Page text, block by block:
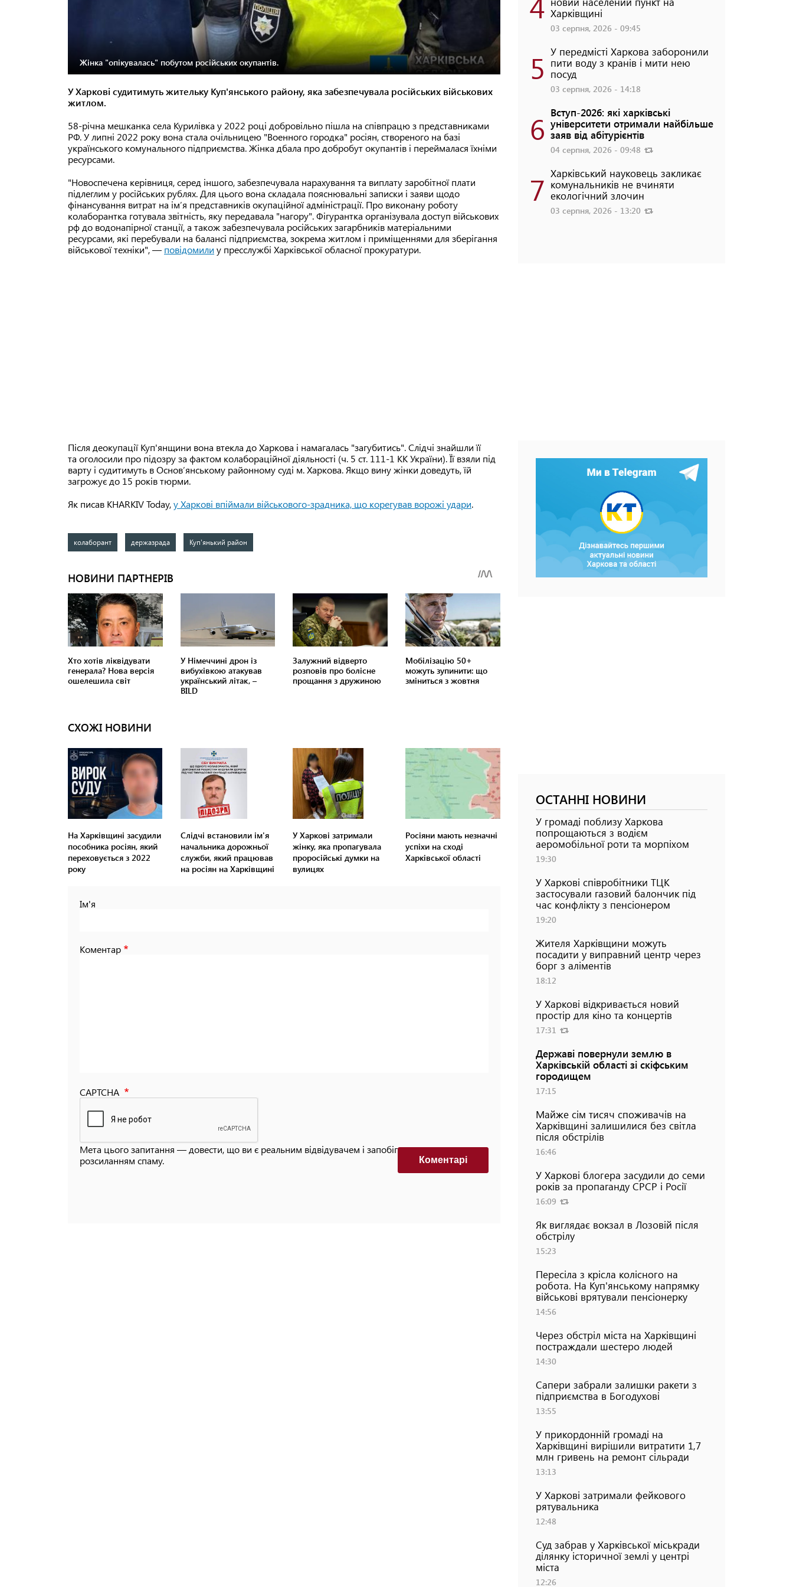
Жінка "опікувалась" побутом російських окупантів.
У Харкові судитимуть жительку Куп'янського району, яка забезпечувала російських військових
житлом.
58-річна мешканка села Курилівка у 2022 році добровільно пішла на співпрацю з представниками
РФ. У липні 2022 року вона стала очільницею "Военного городка" росіян, створеного на базі
українського комунального підприємства. Жінка дбала про добробут окупантів і переймалася їхніми
ресурсами.
"Новоспечена керівниця, серед іншого, забезпечувала нарахування та виплату заробітної плати
підлеглим у російських рублях. Для цього вона складала пояснювальні записки і заяви щодо
фінансування витрат на ім’я представників окупаційної адміністрації. Про виконану роботу
колаборантка готувала звітність, яку передавала "нагору". Фігурантка організувала доступ військових
рф до водонапірної станції, а також забезпечувала російських загарбників матеріальними
ресурсами, які перебували на балансі підприємства, зокрема житлом і приміщеннями для зберігання
військової техніки", — повідомили у пресслужбі Харківської обласної прокуратури.
Після деокупації Куп'янщини вона втекла до Харкова і намагалась "загубитись". Слідчі знайшли її
та оголосили про підозру за фактом колабораційної діяльності (ч. 5 ст. 111-1 КК України). Її взяли під
варту і судитимуть в Основʼянському районному суді м. Харкова. Якщо вину жінки доведуть, їй
загрожує до 15 років тюрми.
Як писав KHARKIV Today,у Харкові впіймали військового-зрадника, що корегував ворожі удари.
колаборант держазрада Куп'янький район
СХОЖІ НОВИНИ
На Харківщині засудили
пособника росіян, який
переховується з 2022
року
Слідчі встановили ім'я
начальника дорожньої
служби, який працював
на росіян на Харківщині
У Харкові затримали
жінку, яка пропагувала
проросійські думки на
вулицях
Росіяни мають незначні
успіхи на сході
Харківської області
Ім'я
Коментар
CAPTCHA
Мета цього запитання — довести, що ви є реальним відвідувачем і запобігти автоматизованим
розсиланням спаму.
Коментарi
Харківщині
03 серпня, 2026 - 09:45
5 У передмісті Харкова заборонили
пити воду з кранів і мити нею
посуд
03 серпня, 2026 - 14:18
6 Вступ-2026: які харківські
університети отримали найбільше
заяв від абітурієнтів
04 серпня, 2026 - 09:48
7 Харківський науковець закликає
комунальників не вчиняти
екологічний злочин
03 серпня, 2026 - 13:20
ОСТАННІ НОВИНИ
У громаді поблизу Харкова
попрощаються з водієм
аеромобільної роти та морпіхом
19:30
У Харкові співробітники ТЦК
застосували газовий балончик під
час конфлікту з пенсіонером
19:20
Жителя Харківщини можуть
посадити у виправний центр через
борг з аліментів
18:12
У Харкові відкривається новий
простір для кіно та концертів
17:31
Державі повернули землю в
Харківській області зі скіфським
городищем
17:15
Майже сім тисяч споживачів на
Харківщині залишилися без світла
після обстрілів
16:46
У Харкові блогера засудили до семи
років за пропаганду СРСР і Росії
16:09
Як виглядає вокзал в Лозовій після
обстрілу
15:23
Пересіла з крісла колісного на
робота. На Куп'янському напрямку
військові врятували пенсіонерку
14:56
Через обстріл міста на Харківщині
постраждали шестеро людей
14:30
Сапери забрали залишки ракети з
підприємства в Богодухові
13:55
У прикордонній громаді на
Харківщині вирішили витратити 1,7
млн гривень на ремонт сільради
13:13
У Харкові затримали фейкового
рятувальника
12:48
Суд забрав у Харківської міськради
ділянку історичної землі у центрі
міста
12:26